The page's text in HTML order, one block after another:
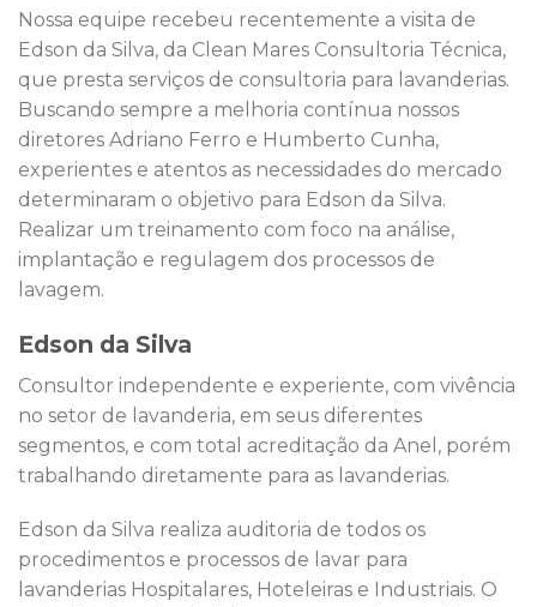
Nossa equipe recebeu recentemente a visita de
Edson da Silva, da Clean Mares Consultoria Técnica,
que presta serviços de consultoria para lavanderias.
Buscando sempre a melhoria contínua nossos
diretores Adriano Ferro e Humberto Cunha,
experientes e atentos as necessidades do mercado
determinaram o objetivo para Edson da Silva.
Realizar um treinamento com foco na análise,
implantação e regulagem dos processos de
lavagem.
Edson da Silva
Consultor independente e experiente, com vivência
no setor de lavanderia, em seus diferentes
segmentos, e com total acreditação da Anel, porém
trabalhando diretamente para as lavanderias.
Edson da Silva realiza auditoria de todos os
procedimentos e processos de lavar para
lavanderias Hospitalares, Hoteleiras e Industriais. O